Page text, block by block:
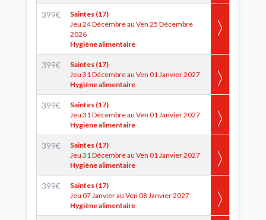
399€
Saintes (17)
Jeu 24 Décembre au Ven 25 Décembre
2026
Hygiène alimentaire
399€
Saintes (17)
Jeu 31 Décembre au Ven 01 Janvier 2027
Hygiène alimentaire
399€
Saintes (17)
Jeu 31 Décembre au Ven 01 Janvier 2027
Hygiène alimentaire
399€
Saintes (17)
Jeu 31 Décembre au Ven 01 Janvier 2027
Hygiène alimentaire
399€
Saintes (17)
Jeu 07 Janvier au Ven 08 Janvier 2027
Hygiène alimentaire